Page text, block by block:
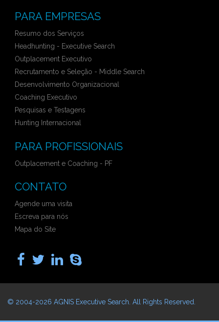
PARA EMPRESAS
Resumo dos Serviços
Headhunting - Executive Search
Outplacement Executivo
Recrutamento e Seleção - Middle Search
Desenvolvimento Organizacional
Coaching Executivo
Pesquisas e Testagens
Hunting Internacional
PARA PROFISSIONAIS
Outplacement e Coaching - PF
CONTATO
Agende uma visita
Escreva para nós
Mapa do Site
© 2004-2026 AGNIS Executive Search . All Rights Reserved.